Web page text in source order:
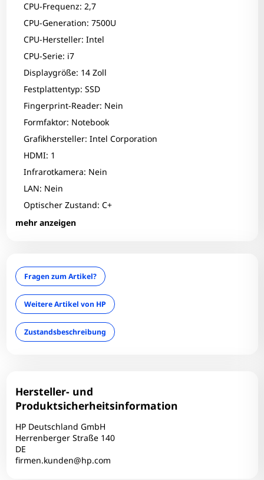
CPU-Frequenz: 2,7
CPU-Generation: 7500U
CPU-Hersteller: Intel
CPU-Serie: i7
Displaygröße: 14 Zoll
Festplattentyp: SSD
Fingerprint-Reader: Nein
Formfaktor: Notebook
Grafikhersteller: Intel Corporation
HDMI: 1
Infrarotkamera: Nein
LAN: Nein
Optischer Zustand: C+
mehr anzeigen
RAM-Größe: 16 GB
Touchscreen: Nein
USB-C: 1
USB3: 2
Webcam: Ja
WLAN: Ja
Fragen zum Artikel?
Weitere Artikel von HP
Zustandsbeschreibung
Hersteller- und
Produktsicherheitsinformation
HP Deutschland GmbH
Herrenberger Straße 140
DE
firmen.kunden@hp.com